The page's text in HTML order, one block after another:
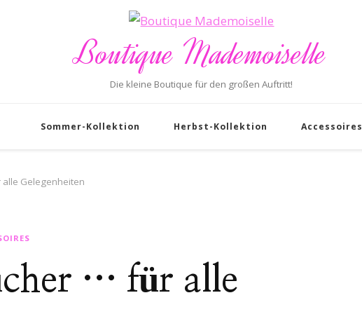
Boutique Mademoiselle
Die kleine Boutique für den großen Auftritt!
Sommer-Kollektion Herbst-Kollektion Accessoires
alle Gelegenheiten
… für alle